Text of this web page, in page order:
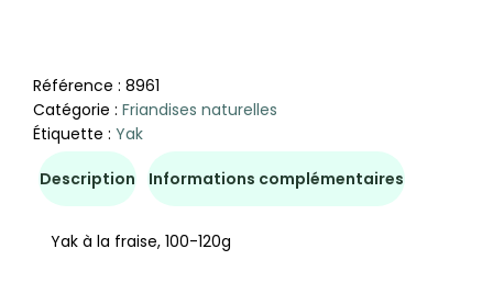
Référence : 8961
Catégorie : Friandises naturelles
Étiquette : Yak
Description Informations complémentaires
Yak à la fraise, 100-120g